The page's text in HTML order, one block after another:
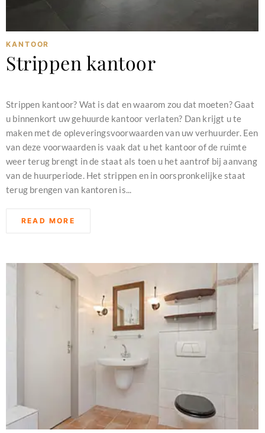
KANTOOR
Strippen kantoor
Strippen kantoor? Wat is dat en waarom zou dat moeten? Gaat
u binnenkort uw gehuurde kantoor verlaten? Dan krijgt u te
maken met de opleveringsvoorwaarden van uw verhuurder. Een
van deze voorwaarden is vaak dat u het kantoor of de ruimte
weer terug brengt in de staat als toen u het aantrof bij aanvang
van de huurperiode. Het strippen en in oorspronkelijke staat
terug brengen van kantoren is...
READ MORE